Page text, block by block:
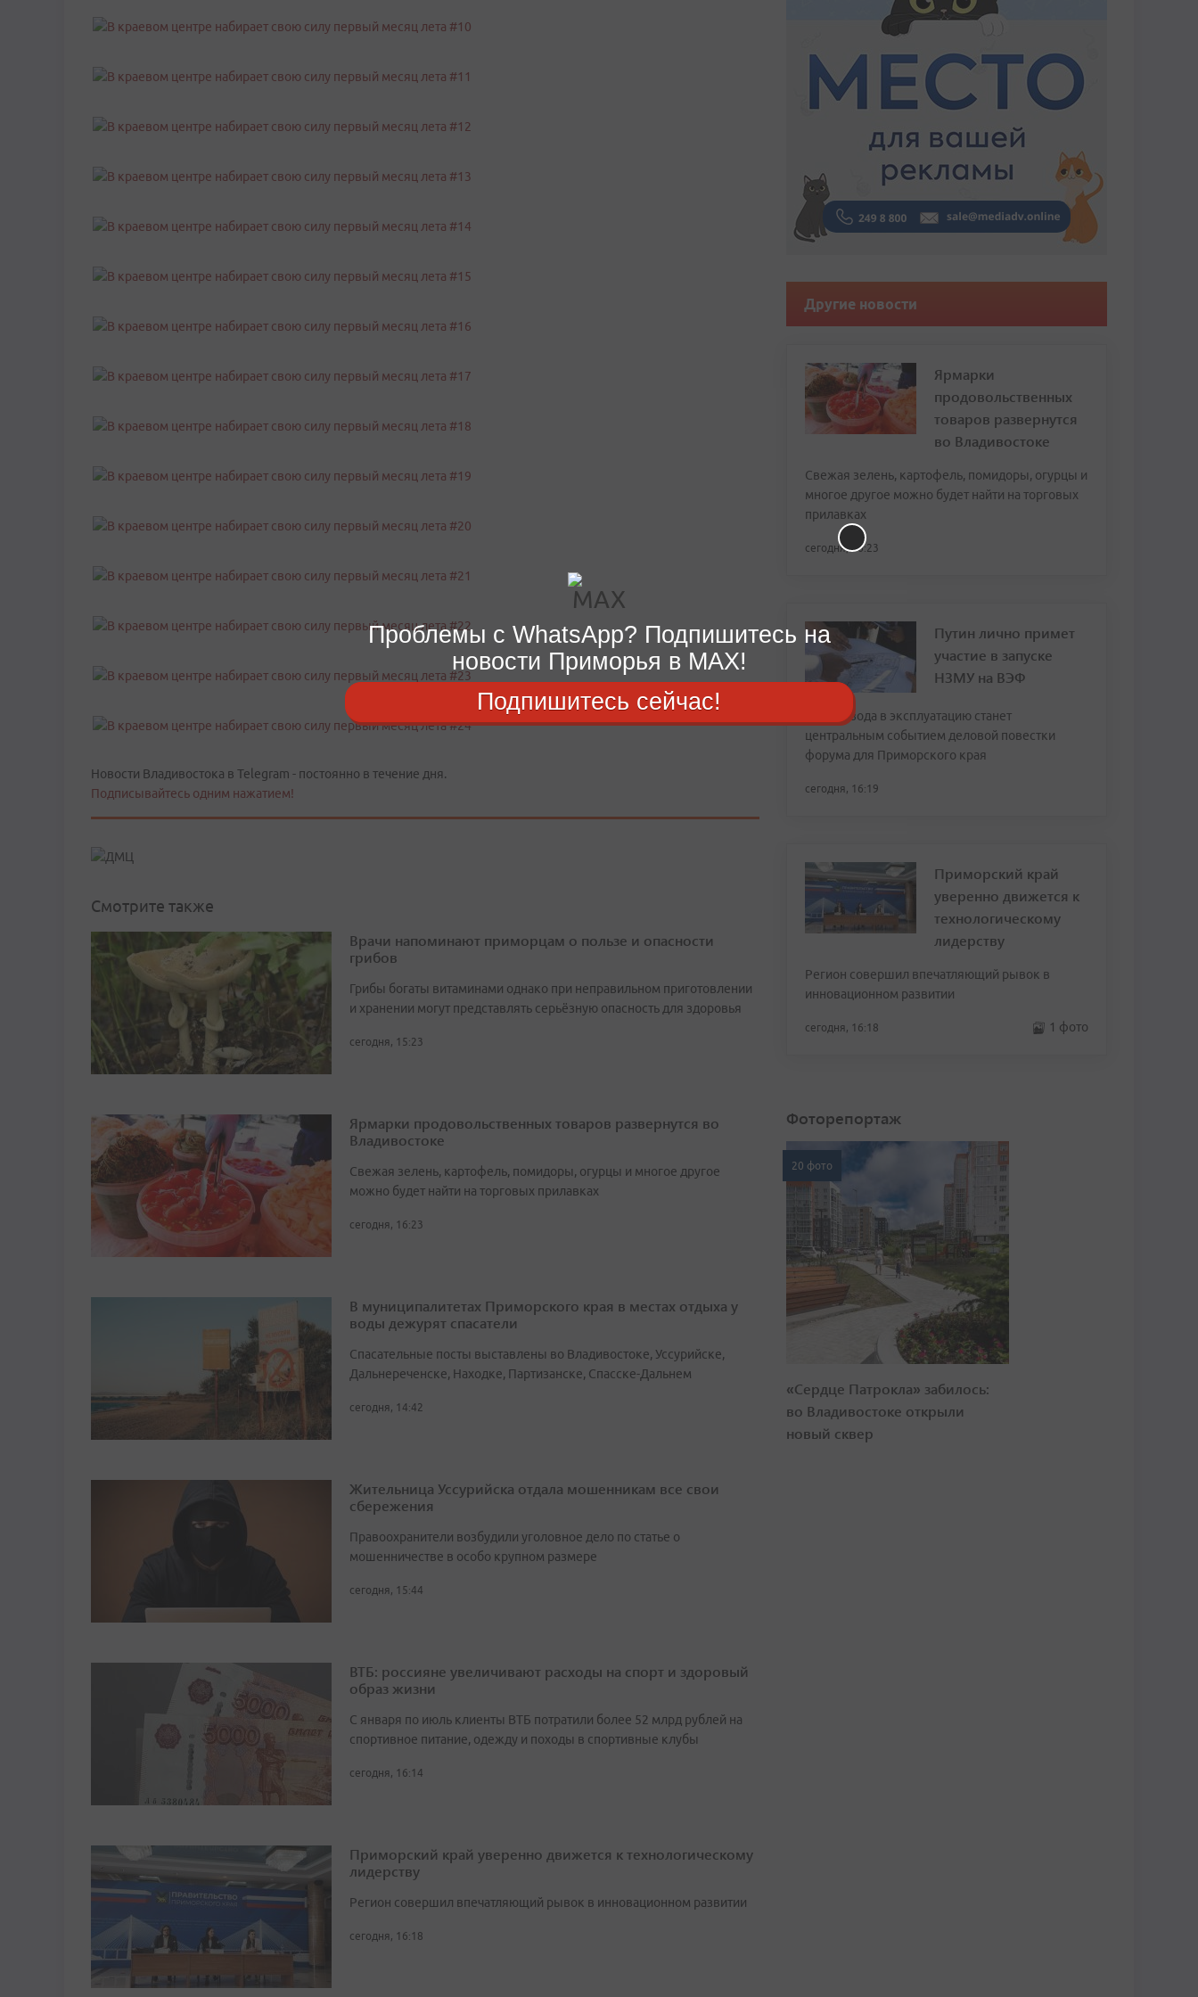
Новости Владивостока в Telegram - постоянно в течение дня.
Подписывайтесь одним нажатием!
Смотрите также
Врачи напоминают приморцам о пользе и опасности
грибов
Грибы богаты витаминами однако при неправильном приготовлении
и хранении могут представлять серьёзную опасность для здоровья
сегодня, 15:23
Ярмарки продовольственных товаров развернутся во
Владивостоке
Свежая зелень, картофель, помидоры, огурцы и многое другое
можно будет найти на торговых прилавках
сегодня, 16:23
В муниципалитетах Приморского края в местах отдыха у
воды дежурят спасатели
Спасательные посты выставлены во Владивостоке, Уссурийске,
Дальнереченске, Находке, Партизанске, Спасске-Дальнем
сегодня, 14:42
Жительница Уссурийска отдала мошенникам все свои
сбережения
Правоохранители возбудили уголовное дело по статье о
мошенничестве в особо крупном размере
сегодня, 15:44
ВТБ: россияне увеличивают расходы на спорт и здоровый
образ жизни
С января по июль клиенты ВТБ потратили более 52 млрд рублей на
спортивное питание, одежду и походы в спортивные клубы
сегодня, 16:14
Приморский край уверенно движется к технологическому
лидерству
Регион совершил впечатляющий рывок в инновационном развитии
сегодня, 16:18
Другие новости
Ярмарки
продовольственных
товаров развернутся
во Владивостоке
Свежая зелень, картофель, помидоры, огурцы и
многое другое можно будет найти на торговых
прилавках
сегодня, 16:23
Путин лично примет
участие в запуске
НЗМУ на ВЭФ
Ввод завода в эксплуатацию станет
центральным событием деловой повестки
форума для Приморского края
сегодня, 16:19
Приморский край
уверенно движется к
технологическому
лидерству
Регион совершил впечатляющий рывок в
инновационном развитии
сегодня, 16:18 1 фото
Фоторепортаж
20 фото
«Сердце Патрокла» забилось:
во Владивостоке открыли
новый сквер
Проблемы с WhatsApp? Подпишитесь на
новости Приморья в MAX!
Подпишитесь сейчас!